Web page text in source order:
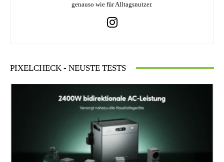
genauso wie für Alltagsnutzer.
PIXELCHECK - NEUSTE TESTS